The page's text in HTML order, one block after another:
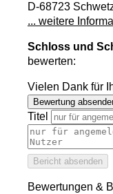
D-68723
... weitere
Schloss und
bewerten:
Vielen Dank für
Bewertung
Titel
Bericht absenden
Bewertungen &